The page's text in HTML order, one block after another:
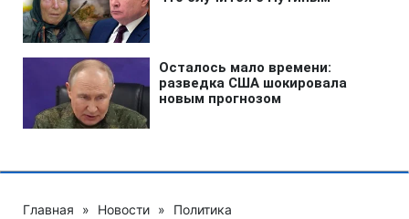
Главная » Новости » Политика